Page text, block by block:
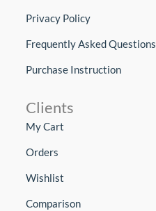
Privacy Policy
Frequently Asked Questions
Purchase Instruction
Clients
My Cart
Orders
Wishlist
Comparison